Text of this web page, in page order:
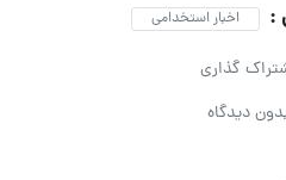
: اخبار استخدامی
گذاری
دیدگاه